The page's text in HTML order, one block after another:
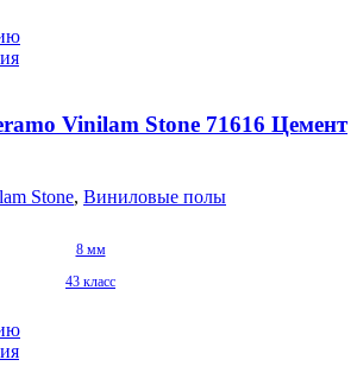
Vinilam Stone 71616 Цемент
Stone, Виниловые полы
8 мм
43 класс